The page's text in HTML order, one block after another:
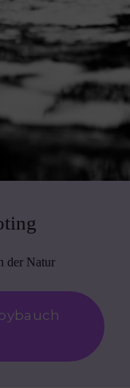
der Natur